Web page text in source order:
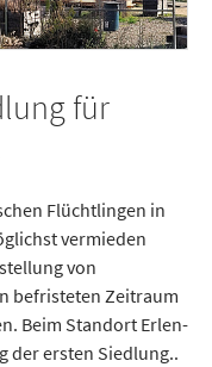
für
Flüchtlingen in
vermieden
von
befristeten Zeitraum
Beim Standort Er­len­
der ersten Siedlung..